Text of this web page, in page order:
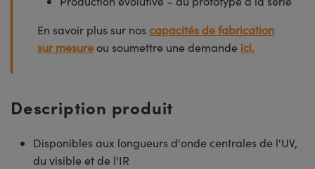
En savoir plus sur nos capacités de fabrication
sur mesure ou soumettre une demande ici.
Description produit
Disponibles aux longueurs d'onde centrales de l'UV,
du visible et de l'IR